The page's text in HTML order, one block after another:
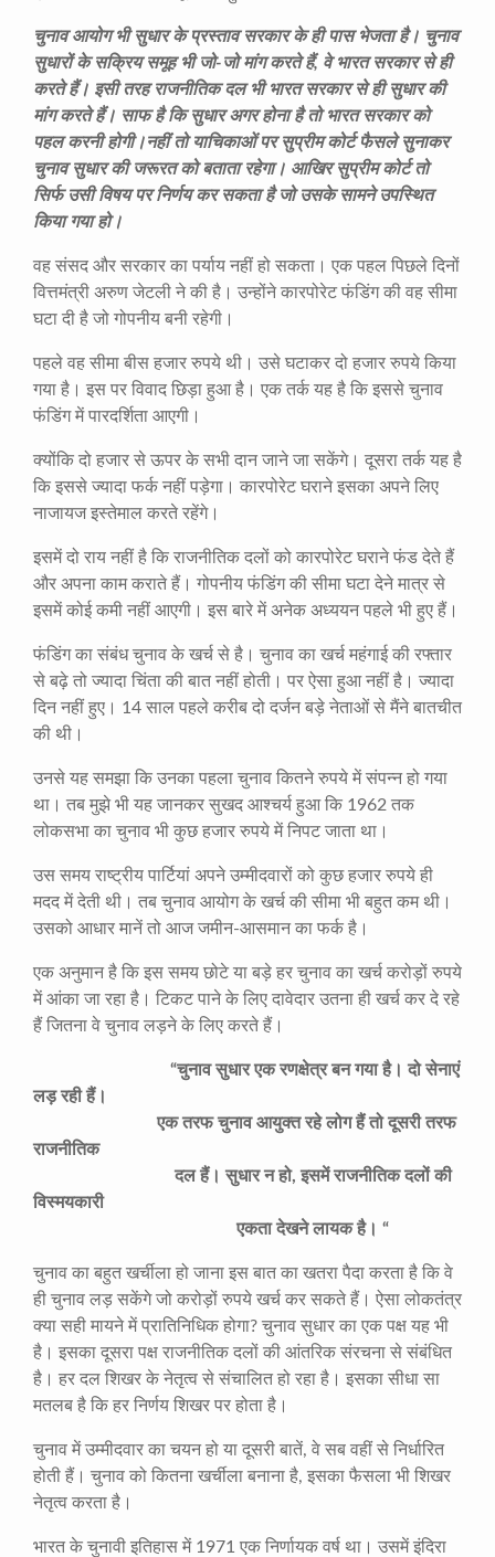
चुनाव आयोग भी सुधार के प्रस्ताव सरकार के ही पास भेजता है। चुनाव
सुधारों के सक्रिय समूह भी जो-जो मांग करते हैं, वे भारत सरकार से ही
करते हैं। इसी तरह राजनीतिक दल भी भारत सरकार से ही सुधार की
मांग करते हैं। साफ है कि सुधार अगर होना है तो भारत सरकार को
पहल करनी होगी।नहीं तो याचिकाओं पर सुप्रीम कोर्ट फैसले सुनाकर
चुनाव सुधार की जरूरत को बताता रहेगा। आखिर सुप्रीम कोर्ट तो
सिर्फ उसी विषय पर निर्णय कर सकता है जो उसके सामने उपस्थित
किया गया हो।
वह संसद और सरकार का पर्याय नहीं हो सकता। एक पहल पिछले दिनों
वित्तमंत्री अरुण जेटली ने की है। उन्होंने कारपोरेट फंडिंग की वह सीमा
घटा दी है जो गोपनीय बनी रहेगी।
पहले वह सीमा बीस हजार रुपये थी। उसे घटाकर दो हजार रुपये किया
गया है। इस पर विवाद छिड़ा हुआ है। एक तर्क यह है कि इससे चुनाव
फंडिंग में पारदर्शिता आएगी।
क्योंकि दो हजार से ऊपर के सभी दान जाने जा सकेंगे। दूसरा तर्क यह है
कि इससे ज्यादा फर्क नहीं पड़ेगा। कारपोरेट घराने इसका अपने लिए
नाजायज इस्तेमाल करते रहेंगे।
इसमें दो राय नहीं है कि राजनीतिक दलों को कारपोरेट घराने फंड देते हैं
और अपना काम कराते हैं। गोपनीय फंडिंग की सीमा घटा देने मात्र से
इसमें कोई कमी नहीं आएगी। इस बारे में अनेक अध्ययन पहले भी हुए हैं।
फंडिंग का संबंध चुनाव के खर्च से है। चुनाव का खर्च महंगाई की रफ्तार
से बढ़े तो ज्यादा चिंता की बात नहीं होती। पर ऐसा हुआ नहीं है। ज्यादा
दिन नहीं हुए। 14 साल पहले करीब दो दर्जन बड़े नेताओं से मैंने बातचीत
की थी।
उनसे यह समझा कि उनका पहला चुनाव कितने रुपये में संपन्न हो गया
था। तब मुझे भी यह जानकर सुखद आश्चर्य हुआ कि 1962 तक
लोकसभा का चुनाव भी कुछ हजार रुपये में निपट जाता था।
उस समय राष्ट्रीय पार्टियां अपने उम्मीदवारों को कुछ हजार रुपये ही
मदद में देती थी। तब चुनाव आयोग के खर्च की सीमा भी बहुत कम थी।
उसको आधार मानें तो आज जमीन-आसमान का फर्क है।
एक अनुमान है कि इस समय छोटे या बड़े हर चुनाव का खर्च करोड़ों रुपये
में आंका जा रहा है। टिकट पाने के लिए दावेदार उतना ही खर्च कर दे रहे
हैं जितना वे चुनाव लड़ने के लिए करते हैं।
“चुनाव सुधार एक रणक्षेत्र बन गया है। दो सेनाएं
लड़ रही हैं।
एक तरफ चुनाव आयुक्त रहे लोग हैं तो दूसरी तरफ
राजनीतिक
दल हैं। सुधार न हो,इसमें राजनीतिक दलों की
विस्मयकारी
एकता देखने लायक है। “
चुनाव का बहुत खर्चीला हो जाना इस बात का खतरा पैदा करता है कि वे
ही चुनाव लड़ सकेंगे जो करोड़ों रुपये खर्च कर सकते हैं। ऐसा लोकतंत्र
क्या सही मायने में प्रातिनिधिक होगा? चुनाव सुधार का एक पक्ष यह भी
है। इसका दूसरा पक्ष राजनीतिक दलों की आंतरिक संरचना से संबंधित
है। हर दल शिखर के नेतृत्व से संचालित हो रहा है। इसका सीधा सा
मतलब है कि हर निर्णय शिखर पर होता है।
चुनाव में उम्मीदवार का चयन हो या दूसरी बातें, वे सब वहीं से निर्धारित
होती हैं। चुनाव को कितना खर्चीला बनाना है, इसका फैसला भी शिखर
नेतृत्व करता है।
भारत के चुनावी इतिहास में 1971 एक निर्णायक वर्ष था। उसमें इंदिरा